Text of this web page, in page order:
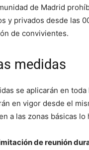
de Madrid
y privados desde las
de convivientes.
medidas
se aplicarán en toda
en vigor desde el
a las zonas básicas lo
de reunión